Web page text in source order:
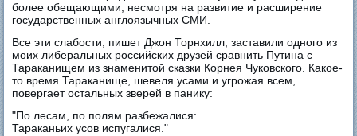
более обещающими, несмотря на развитие и расширение
государственных англоязычных СМИ.
Все эти слабости, пишет Джон Торнхилл, заставили одного из
моих либеральных российских друзей сравнить Путина с
Тараканищем из знаменитой сказки Корнея Чуковского. Какое-
то время Тараканище, шевеля усами и угрожая всем,
повергает остальных зверей в панику:
"По лесам, по полям разбежалися:
Тараканьих усов испугалися."